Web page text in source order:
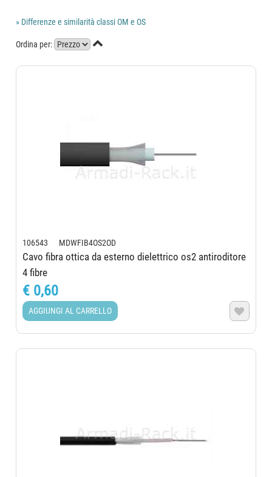
» Differenze e similarità classi OM e OS
Ordina per: 
106543 MDWFIB4OS2OD
Cavo fibra ottica da esterno dielettrico os2 antiroditore
4 fibre
€ 0,60
AGGIUNGI AL CARRELLO 